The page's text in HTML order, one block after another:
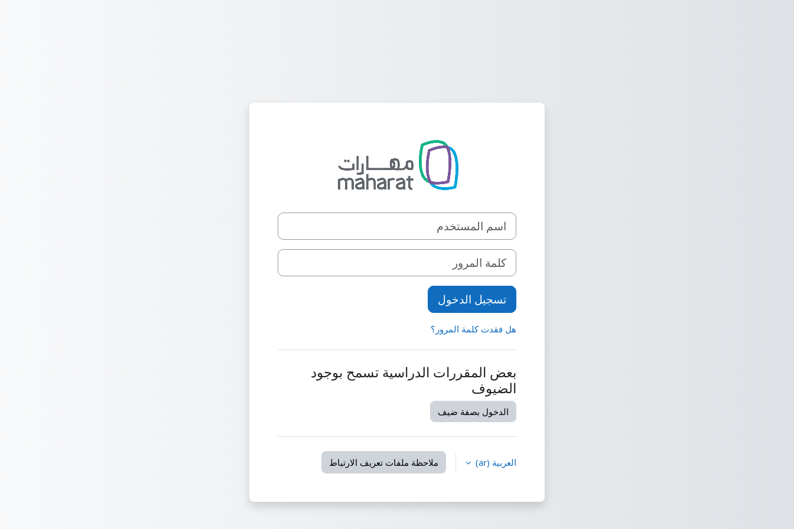
اسم المستخدم
كلمة المرور
تسجيل الدخول
هل فقدت كلمة المرور؟
بعض المقررات الدراسية تسمح بوجود
الضيوف
الدخول بصفة ضيف
العربية ‎(ar)‎ ملاحظة ملفات تعريف الارتباط